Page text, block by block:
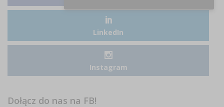
LinkedIn
Instagram
Dołącz do nas na FB!